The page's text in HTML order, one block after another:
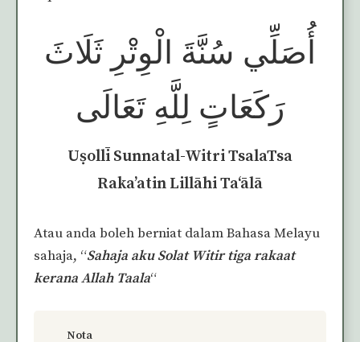
أُصَلِّي سُنَّةَ الْوِتْرِ ثَلَاثَ
رَكَعَاتٍ لِلَّهِ تَعَالَى
Uṣollī Sunnatal-Witri TsalaTsa
Raka’atin Lillāhi Ta‘ālā
Atau anda boleh berniat dalam Bahasa Melayu
sahaja, “Sahaja aku Solat Witir tiga rakaat
kerana Allah Taala“
Nota